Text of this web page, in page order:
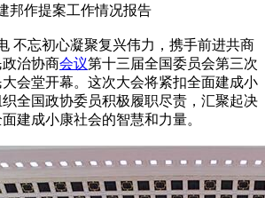
邦作提案工作情况报告
不忘初心凝聚复兴伟力，携手前进共商
治协商会议第十三届全国委员会第三次
会堂开幕。这次大会将紧扣全面建成小
全国政协委员积极履职尽责，汇聚起决
建成小康社会的智慧和力量。